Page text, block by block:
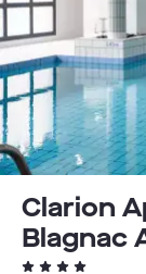
Clarion
Blagnac